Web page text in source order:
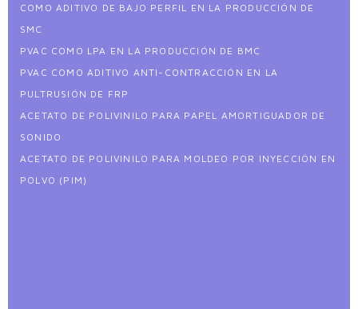
COMO ADITIVO DE BAJO PERFIL EN LA PRODUCCIÓN DE
SMC
PVAC COMO LPA EN LA PRODUCCIÓN DE BMC
PVAC COMO ADITIVO ANTI-CONTRACCIÓN EN LA
PULTRUSIÓN DE FRP
ACETATO DE POLIVINILO PARA PAPEL AMORTIGUADOR DE
SONIDO
ACETATO DE POLIVINILO PARA MOLDEO POR INYECCIÓN EN
POLVO (PIM)